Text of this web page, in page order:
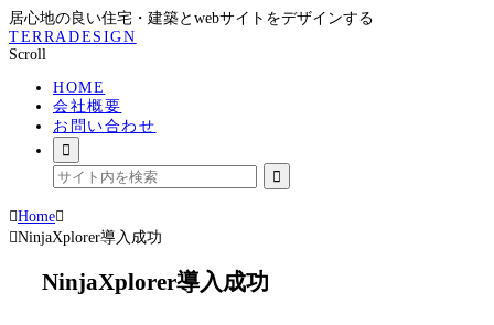
居心地の良い住宅・建築とwebサイトをデザインする
TERRADESIGN
Scroll
HOME
会社概要
お問い合わせ
Home
NinjaXplorer導入成功
NinjaXplorer導入成功